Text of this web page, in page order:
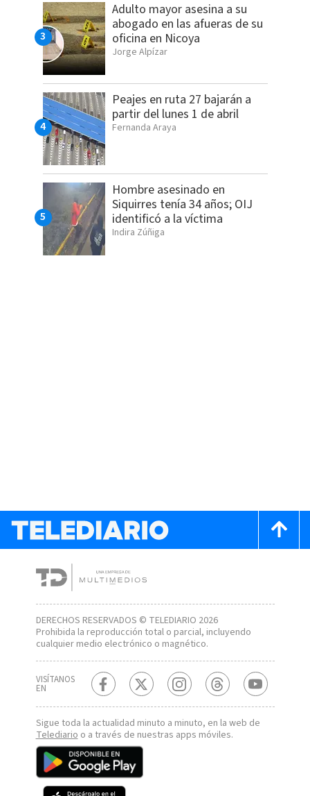
Adulto mayor asesina a su
abogado en las afueras de su
oficina en Nicoya
Jorge Alpízar
Peajes en ruta 27 bajarán a
partir del lunes 1 de abril
Fernanda Araya
Hombre asesinado en
Siquirres tenía 34 años; OIJ
identificó a la víctima
Indira Zúñiga
DERECHOS RESERVADOS © TELEDIARIO 2026
Prohibida la reproducción total o parcial, incluyendo
cualquier medio electrónico o magnético.
VISÍTANOS
EN
Sigue toda la actualidad minuto a minuto, en la web de
Telediarioo a través de nuestras apps móviles.